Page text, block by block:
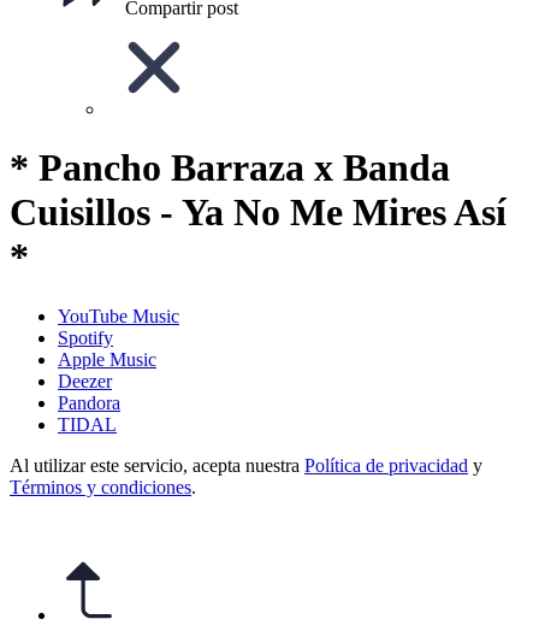
Compartir post
* Pancho Barraza x Banda
Cuisillos - Ya No Me Mires Así
*
YouTube Music
Spotify
Apple Music
Deezer
Pandora
TIDAL
Al utilizar este servicio, acepta nuestra Política de privacidad y
Términos y condiciones.